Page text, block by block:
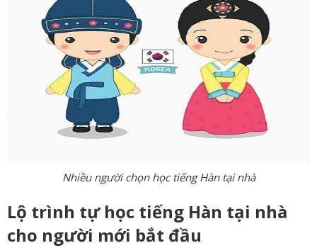
Nhiều người chọn học tiếng Hàn tại nhà
Lộ trình tự học tiếng Hàn tại nhà
cho người mới bắt đầu